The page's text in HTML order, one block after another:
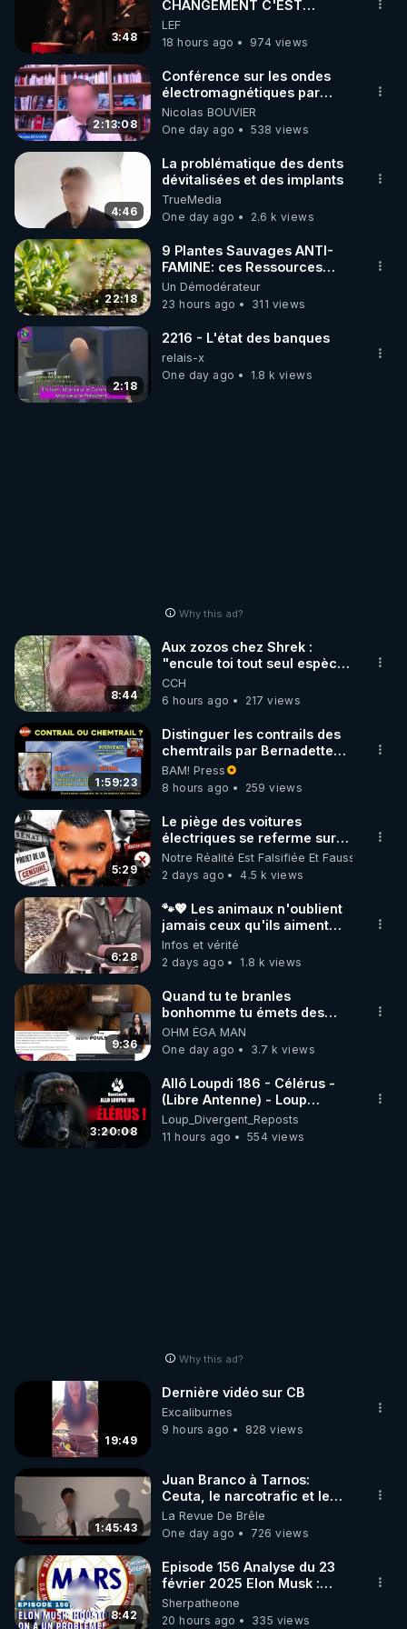
▶ 30 jours gratuit sur l’application de méditation et
de bien-être ENVOL :
Rendez-vous sur https://www.envol.app/code
le code : REGENERE
3:48
CHANGEMENT C'EST
MAINTENANT
LEF
18 hours ago
974 views
2:13:08
Conférence sur les ondes
électromagnétiques par
Grégoire Caustru et Bart de
Wever !
Nicolas BOUVIER
One day ago
538 views
4:46
La problématique des dents
dévitalisées et des implants
TrueMedia
One day ago
2.6 k views
22:18
9 Plantes Sauvages ANTI-
FAMINE: ces Ressources
JARDIN&des Haies
Un Démodérateur
23 hours ago
311 views
2:18
2216 - L'état des banques
relais-x
One day ago
1.8 k views
Why this ad?
8:44
Aux zozos chez Shrek :
"encule toi tout seul espèce
de mal polish"
CCH
6 hours ago
217 views
1:59:23
Distinguer les contrails des
chemtrails par Bernadette
Bihin
BAM! Press
8 hours ago
259 views
5:29
Le piège des voitures
électriques se referme sur
les usagers !
Notre Réalité Est Falsifiée Et Fausse
2 days ago
4.5 k views
6:28
🐾💖 Les animaux n'oublient
jamais ceux qu'ils aiment…
🥹❤️
Infos et vérité
2 days ago
1.8 k views
9:36
Quand tu te branles
bonhomme tu émets des
ondes ils ont juste omis de
t'expliquer
OHM ÉGA MAN
One day ago
3.7 k views
3:20:08
Allô Loupdi 186 - Célérus -
(Libre Antenne) - Loup
Divergent 2026.08.06
Loup_Divergent_Reposts
11 hours ago
554 views
Why this ad?
19:49
Dernière vidéo sur CB
Excaliburnes
9 hours ago
828 views
1:45:43
Juan Branco à Tarnos:
Ceuta, le narcotrafic et le
pouvoir en France
La Revue De Brêle
One day ago
726 views
8:42
Episode 156 Analyse du 23
février 2025 Elon Musk :
Houston , on a un problème !
Sherpatheone
20 hours ago
335 views